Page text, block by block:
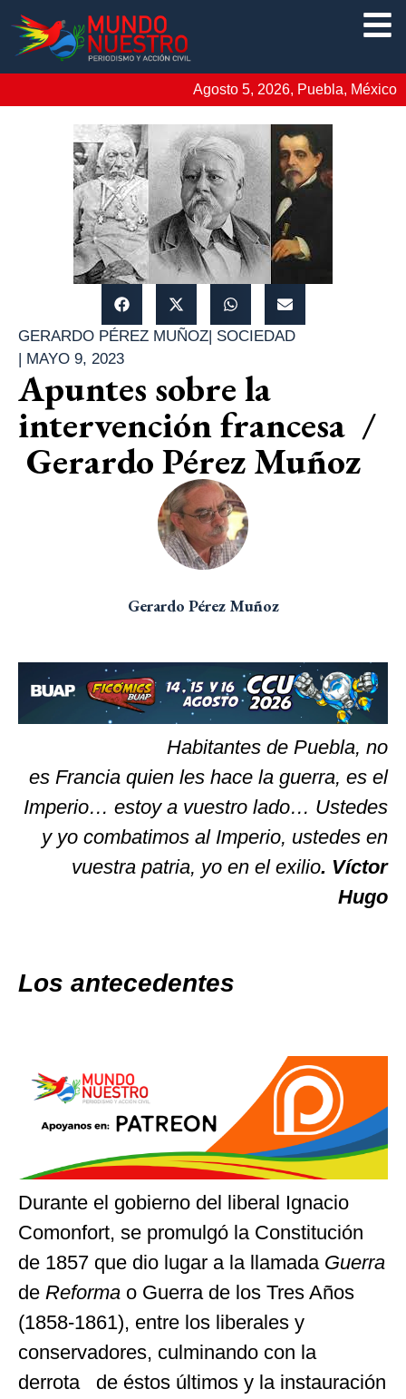
Agosto 5, 2026, Puebla, México
GERARDO PÉREZ MUÑOZ| SOCIEDAD
| MAYO 9, 2023
Apuntes sobre la
intervención francesa /
Gerardo Pérez Muñoz
Gerardo Pérez Muñoz
Habitantes de Puebla, no
es Francia quien les hace la guerra, es el
Imperio… estoy a vuestro lado… Ustedes
y yo combatimos al Imperio, ustedes en
vuestra patria, yo en el exilio. Víctor
Hugo
Los antecedentes
Durante el gobierno del liberal Ignacio
Comonfort, se promulgó la Constitución
de 1857 que dio lugar a la llamada Guerra
de Reforma o Guerra de los Tres Años
(1858-1861), entre los liberales y
conservadores, culminando con la
derrota de éstos últimos y la instauración